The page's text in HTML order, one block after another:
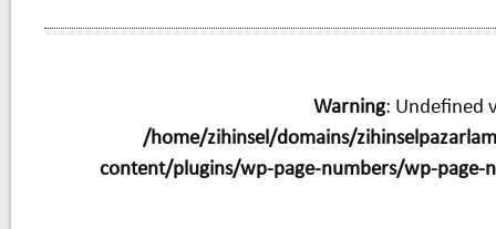
Warning: Undefined
/home/zihinsel/domains/
content/plugins/wp-page-numbers/wp-page-